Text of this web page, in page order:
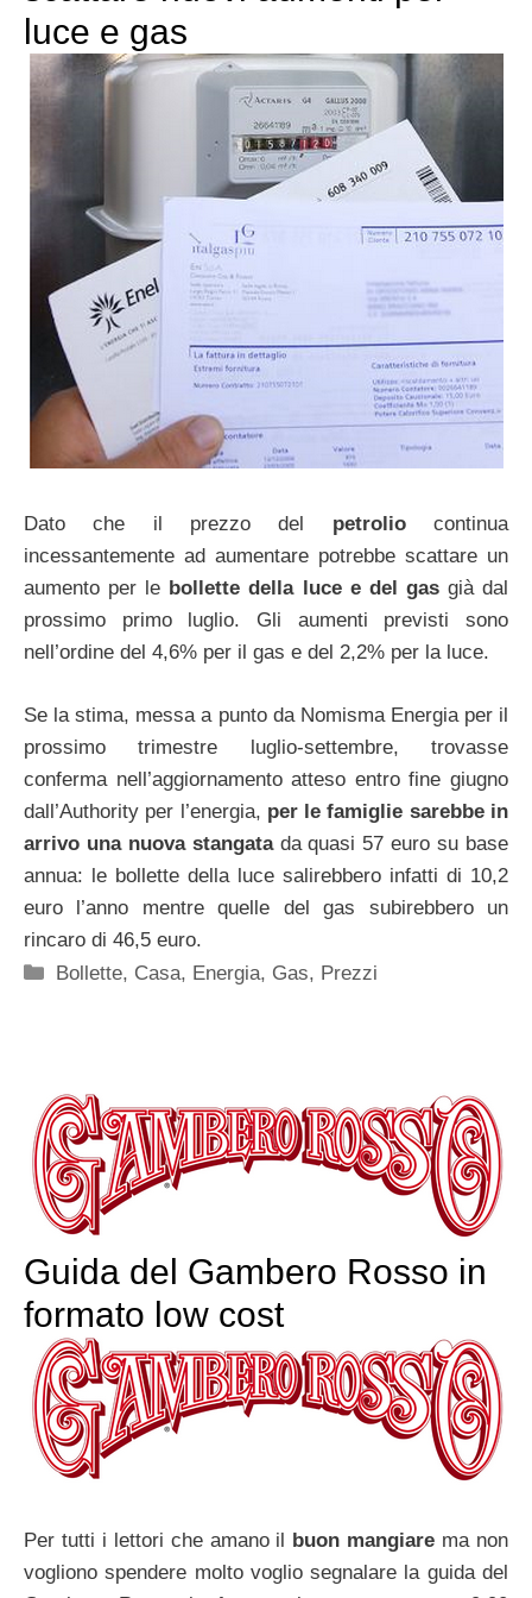
luce e gas
Dato che il prezzo del petroliocontinua
incessantemente ad aumentare potrebbe scattare un
aumento per le bollette della luce e del gasgià dal
prossimo primo luglio. Gli aumenti previsti sono
nell’ordine del 4,6% per il gas e del 2,2% per la luce.
Se la stima, messa a punto da Nomisma Energia per il
prossimo trimestre luglio-settembre, trovasse
conferma nell’aggiornamento atteso entro fine giugno
dall’Authority per l’energia, per le famiglie sarebbe in
arrivo una nuova stangatada quasi 57 euro su base
annua: le bollette della luce salirebbero infatti di 10,2
euro l’anno mentre quelle del gas subirebbero un
rincaro di 46,5 euro.
Categorie
Bollette, Casa, Energia, Gas, Prezzi
Guida del Gambero Rosso in
formato low cost
Per tutti i lettori che amano il buon mangiare ma non
vogliono spendere molto voglio segnalare la guida del